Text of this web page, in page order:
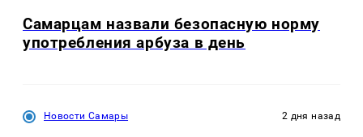
Самарцам назвали безопасную норму
употребления арбуза в день
Новости Самары 2 дня назад